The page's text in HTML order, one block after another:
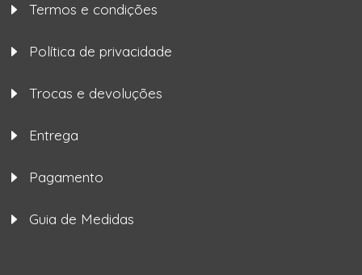
Termos e condições
Política de privacidade
Trocas e devoluções
Entrega
Pagamento
Guia de Medidas